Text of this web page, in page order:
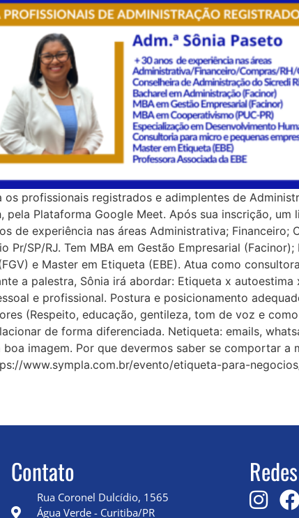
profissionais registrados e adimplentes de
Plataforma Google Meet. Após sua inscrição, um
de experiência nas áreas Administrativa; Financeiro;
SP/RJ. Tem MBA em Gestão Empresarial
e Master em Etiqueta (EBE). Atua como
a palestra, Sônia irá abordar: Etiqueta x
e profissional. Postura e posicionamento
(Respeito, educação, gentileza, tom de voz e
de forma diferenciada. Netiqueta: emails,
imagem. Por que devermos saber se comportar a
www.sympla.com.br/evento/etiqueta-para-
Contato
Rua Coronel Dulcídio, 1565
Água Verde - Curitiba/PR